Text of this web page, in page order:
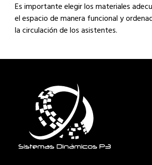
Es importante elegir los materiales
el espacio de manera funcional y
la circulación de los asistentes.